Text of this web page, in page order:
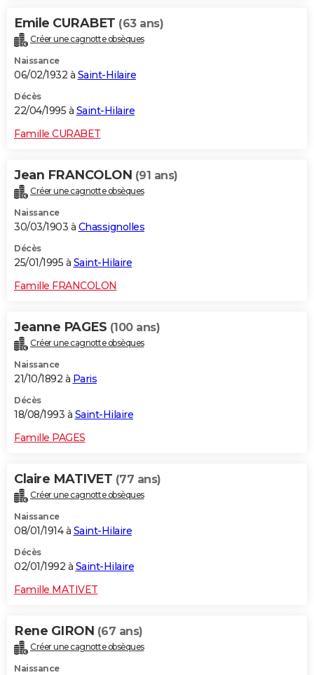
Emile CURABET (63 ans)
Créer une cagnotte obsèques
Naissance
06/02/1932 à Saint-Hilaire
Décès
22/04/1995 à Saint-Hilaire
Famille CURABET
Jean FRANCOLON (91 ans)
Créer une cagnotte obsèques
Naissance
30/03/1903 à Chassignolles
Décès
25/01/1995 à Saint-Hilaire
Famille FRANCOLON
Jeanne PAGES (100 ans)
Créer une cagnotte obsèques
Naissance
21/10/1892 à Paris
Décès
18/08/1993 à Saint-Hilaire
Famille PAGES
Claire MATIVET (77 ans)
Créer une cagnotte obsèques
Naissance
08/01/1914 à Saint-Hilaire
Décès
02/01/1992 à Saint-Hilaire
Famille MATIVET
Rene GIRON (67 ans)
Créer une cagnotte obsèques
Naissance